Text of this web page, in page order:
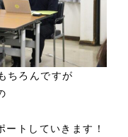
ちろんですが
トしていきます！